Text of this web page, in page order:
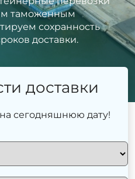
таможенным
сохранность
доставки.
доставки
сегодняшнюю дату!